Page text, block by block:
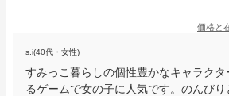
価格と
s.i(40代・女性)
すみっこ暮らしの個性豊かなキャラク
るゲームで女の子に人気です。のんび